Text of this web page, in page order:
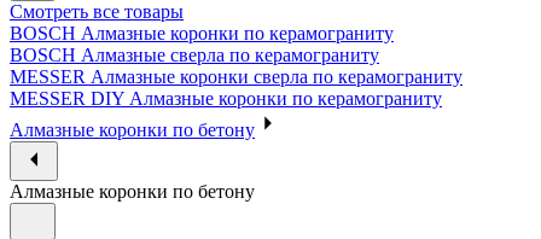
Смотреть все товары
BOSCH Алмазные коронки по керамограниту
BOSCH Алмазные сверла по керамограниту
MESSER Алмазные коронки сверла по керамограниту
MESSER DIY Алмазные коронки по керамограниту
Алмазные коронки по бетону
Алмазные коронки по бетону